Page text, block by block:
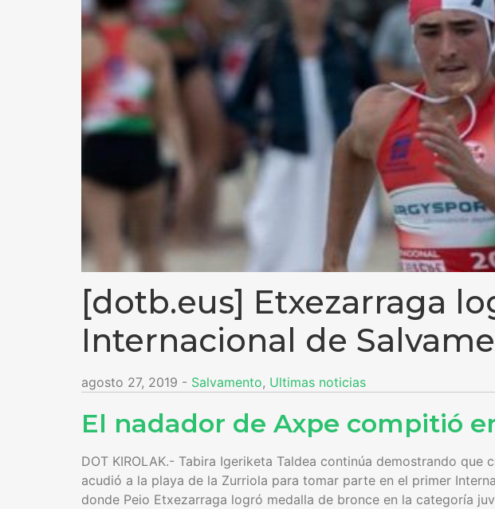
[dotb.eus] Etxezarraga
Internacional de
agosto 27, 2019 - Salvamento, Ultimas noticias
El nadador de Axpe compitió
DOT KIROLAK.- Tabira Igeriketa Taldea continúa demostrando
acudió a la playa de la Zurriola para tomar parte en el primer
donde Peio Etxezarraga logró medalla de bronce en la categoría